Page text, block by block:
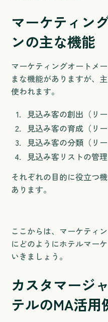
マーケティン
ンの主な機能
マーケティングオートメ
まな機能がありますが、
使われます。
見込み客の創出（リ
見込み客の育成（リ
見込み客の分類（リ
見込み客リストの管
それぞれの目的に役立つ
あります。
ここからは、マーケティ
にどのようにホテルマー
いきましょう。
カスタマージ
テルのMA活用